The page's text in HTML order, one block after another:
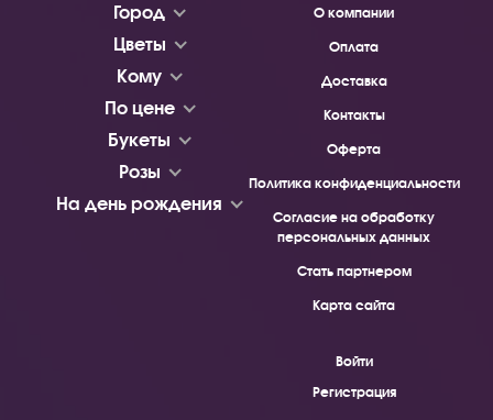
Город
Цветы
Кому
По цене
Букеты
Розы
На день рождения
О компании
Оплата
Доставка
Контакты
Оферта
Политика конфиденциальности
Согласие на обработку
персональных данных
Стать партнером
Карта сайта
Войти
Регистрация